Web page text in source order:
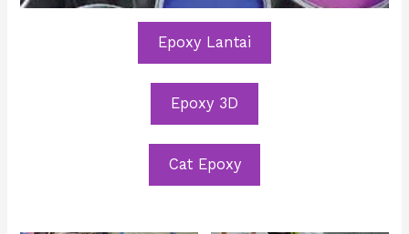
Epoxy Lantai
Epoxy 3D
Cat Epoxy